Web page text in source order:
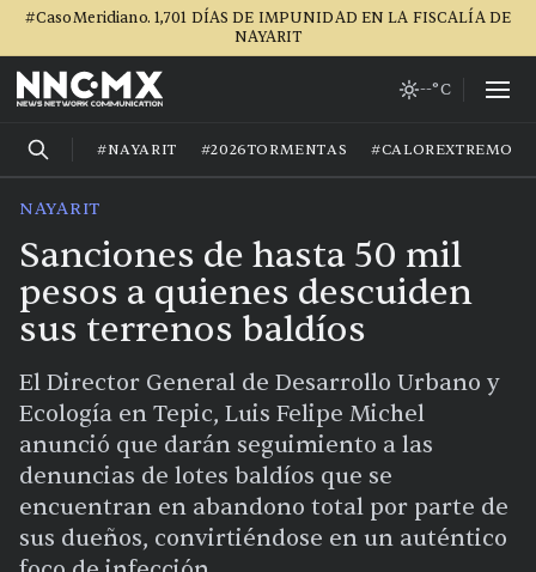
#CasoMeridiano. 1,701 DÍAS DE IMPUNIDAD EN LA FISCALÍA DE
NAYARIT
--°C
#NAYARIT #2026TORMENTAS #CALOREXTREMO
NAYARIT
Sanciones de hasta 50 mil
pesos a quienes descuiden
sus terrenos baldíos
El Director General de Desarrollo Urbano y
Ecología en Tepic, Luis Felipe Michel
anunció que darán seguimiento a las
denuncias de lotes baldíos que se
encuentran en abandono total por parte de
sus dueños, convirtiéndose en un auténtico